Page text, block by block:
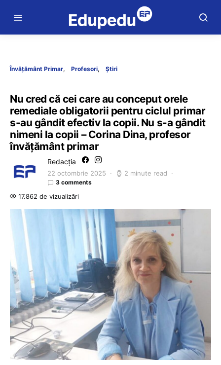
Învățământ Primar Profesori Știri
Nu cred că cei care au conceput orele
remediale obligatorii pentru ciclul primar
s-au gândit efectiv la copii. Nu s-a gândit
nimeni la copii – Corina Dina, profesor
învățământ primar
Redacția
22 octombrie 2025 2 minute read
3 comments
17.862 de vizualizări